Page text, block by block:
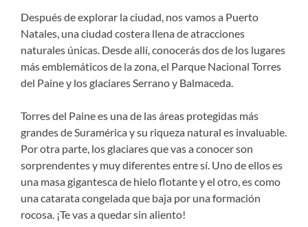
Después de explorar la ciudad, nos vamos a Puerto
Natales, una ciudad costera llena de atracciones
naturales únicas. Desde allí, conocerás dos de los lugares
más emblemáticos de la zona, el Parque Nacional Torres
del Paine y los glaciares Serrano y Balmaceda.
Torres del Paine es una de las áreas protegidas más
grandes de Suramérica y su riqueza natural es invaluable.
Por otra parte, los glaciares que vas a conocer son
sorprendentes y muy diferentes entre sí. Uno de ellos es
una masa gigantesca de hielo flotante y el otro, es como
una catarata congelada que baja por una formación
rocosa. ¡Te vas a quedar sin aliento!